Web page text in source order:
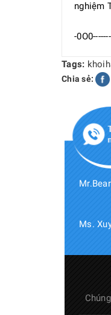
nghiệm
-
Tags:
Chia sẻ:
Mr.Bear
Ms.